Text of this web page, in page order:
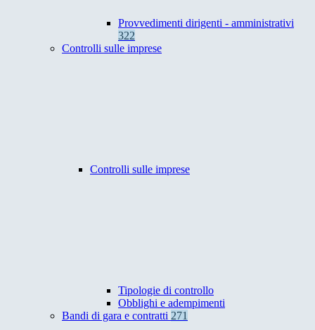
Provvedimenti dirigenti - amministrativi
322
Controlli sulle imprese
Controlli sulle imprese
Tipologie di controllo
Obblighi e adempimenti
Bandi di gara e contratti 271